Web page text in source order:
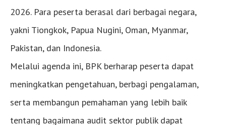
2026. Para peserta berasal dari berbagai negara,
yakni Tiongkok, Papua Nugini, Oman, Myanmar,
Pakistan, dan Indonesia.
Melalui agenda ini, BPK berharap peserta dapat
meningkatkan pengetahuan, berbagi pengalaman,
serta membangun pemahaman yang lebih baik
tentang bagaimana audit sektor publik dapat